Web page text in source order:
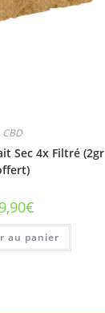
CBD
Sec 4x Filtré
€
au panier